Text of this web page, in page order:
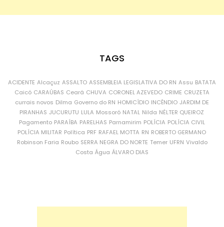
TAGS
ACIDENTE Alcaçuz ASSALTO ASSEMBLEIA LEGISLATIVA DO RN Assu BATATA
Caicó CARAÚBAS Ceará CHUVA CORONEL AZEVEDO CRIME CRUZETA
currais novos Dilma Governo do RN HOMICÍDIO INCÊNDIO JARDIM DE
PIRANHAS JUCURUTU LULA Mossoró NATAL Nilda NÉLTER QUEIROZ
Pagamento PARAÍBA PARELHAS Parnamirim POLÍCIA POLÍCIA CIVIL
POLÍCIA MILITAR Política PRF RAFAEL MOTTA RN ROBERTO GERMANO
Robinson Faria Roubo SERRA NEGRA DO NORTE Temer UFRN Vivaldo
Costa Água ÁLVARO DIAS